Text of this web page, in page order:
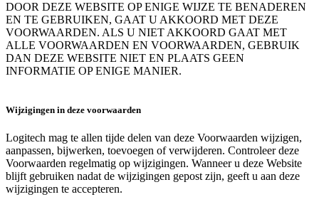
DOOR DEZE WEBSITE OP ENIGE WIJZE TE BENADEREN
EN TE GEBRUIKEN, GAAT U AKKOORD MET DEZE
VOORWAARDEN. ALS U NIET AKKOORD GAAT MET
ALLE VOORWAARDEN EN VOORWAARDEN, GEBRUIK
DAN DEZE WEBSITE NIET EN PLAATS GEEN
INFORMATIE OP ENIGE MANIER.
Wijzigingen in deze voorwaarden
Logitech mag te allen tijde delen van deze Voorwaarden wijzigen,
aanpassen, bijwerken, toevoegen of verwijderen. Controleer deze
Voorwaarden regelmatig op wijzigingen. Wanneer u deze Website
blijft gebruiken nadat de wijzigingen gepost zijn, geeft u aan deze
wijzigingen te accepteren.